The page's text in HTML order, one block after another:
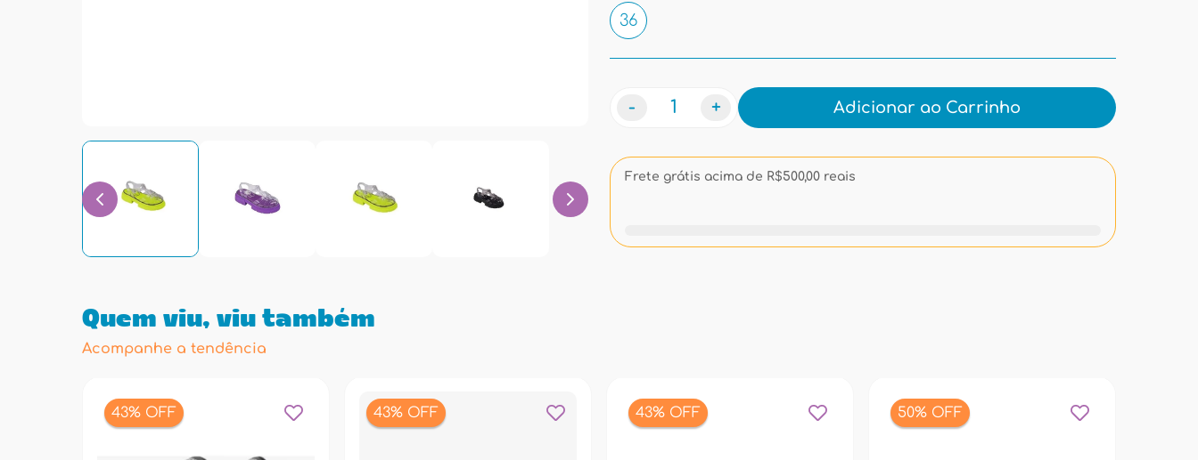
Medidas
36
- + Adicionar ao Carrinho
Frete grátis acima de R$500,00 reais
Quem viu, viu também
Acompanhe a tendência
43% OFF 43% OFF 43% OFF 50% OFF